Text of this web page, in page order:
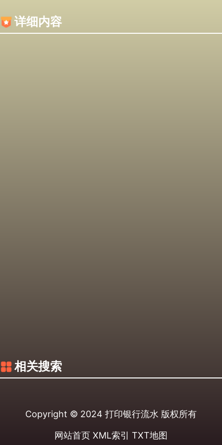
详细内容
相关搜索
Copyright © 2024 打印银行流水 版权所有
网站首页 XML索引 TXT地图